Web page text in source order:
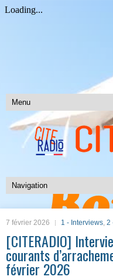
7 février 2026 1 - Interviews, 2
[CITERADIO]
courants
février 2026